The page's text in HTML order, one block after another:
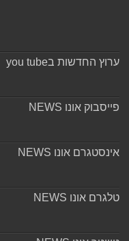
ערוץ החדשות בyou tube
פייסבוק אונו NEWS
אינסטגרם אונו NEWS
טלגרם אונו NEWS